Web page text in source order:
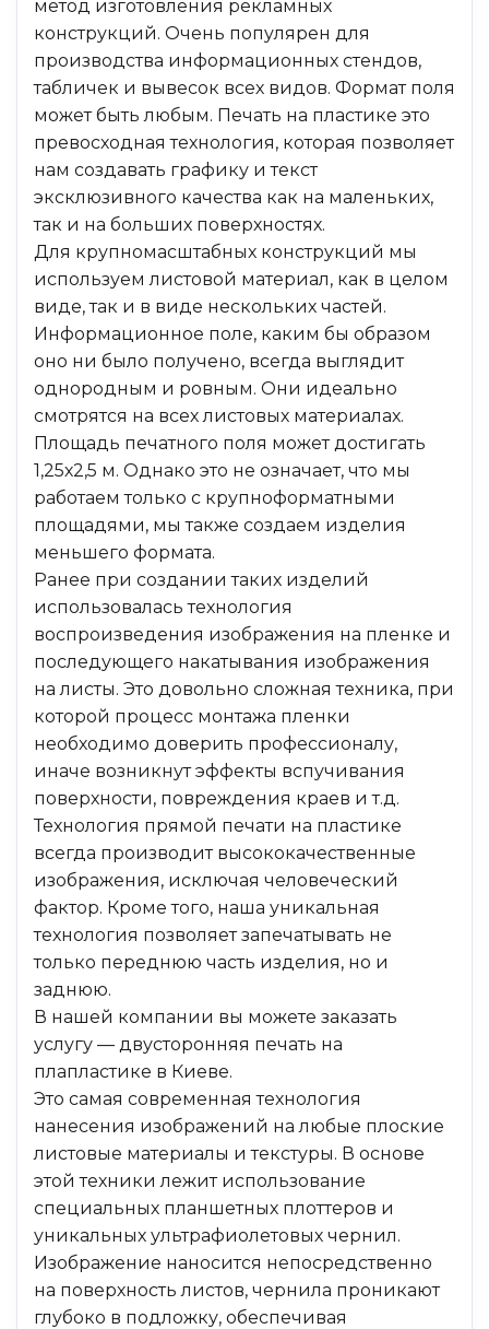
метод изготовления рекламных
конструкций. Очень популярен для
производства информационных стендов,
табличек и вывесок всех видов. Формат поля
может быть любым. Печать на пластике это
превосходная технология, которая позволяет
нам создавать графику и текст
эксклюзивного качества как на маленьких,
так и на больших поверхностях.
Для крупномасштабных конструкций мы
используем листовой материал, как в целом
виде, так и в виде нескольких частей.
Информационное поле, каким бы образом
оно ни было получено, всегда выглядит
однородным и ровным. Они идеально
смотрятся на всех листовых материалах.
Площадь печатного поля может достигать
1,25х2,5 м. Однако это не означает, что мы
работаем только с крупноформатными
площадями, мы также создаем изделия
меньшего формата.
Ранее при создании таких изделий
использовалась технология
воспроизведения изображения на пленке и
последующего накатывания изображения
на листы. Это довольно сложная техника, при
которой процесс монтажа пленки
необходимо доверить профессионалу,
иначе возникнут эффекты вспучивания
поверхности, повреждения краев и т.д.
Технология прямой печати на пластике
всегда производит высококачественные
изображения, исключая человеческий
фактор. Кроме того, наша уникальная
технология позволяет запечатывать не
только переднюю часть изделия, но и
заднюю.
В нашей компании вы можете заказать
услугу — двусторонняя печать на
плапластике в Киеве.
Это самая современная технология
нанесения изображений на любые плоские
листовые материалы и текстуры. В основе
этой техники лежит использование
специальных планшетных плоттеров и
уникальных ультрафиолетовых чернил.
Изображение наносится непосредственно
на поверхность листов, чернила проникают
глубоко в подложку, обеспечивая